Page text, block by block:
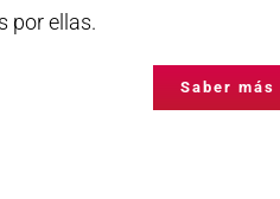
por ellas.
Saber más